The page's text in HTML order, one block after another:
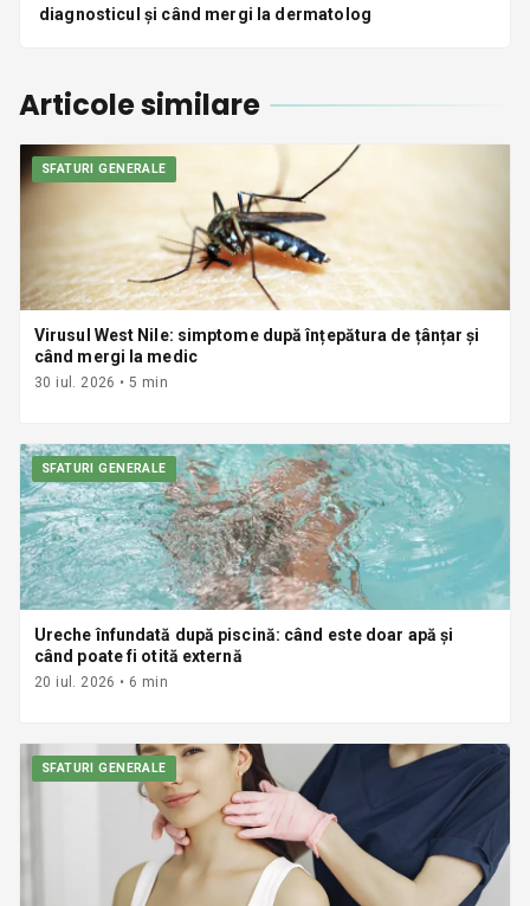
diagnosticul și când mergi la dermatolog
Articole similare
SFATURI GENERALE
Virusul West Nile: simptome după înțepătura de țânțar și
când mergi la medic
30 iul. 2026 •5 min
SFATURI GENERALE
Ureche înfundată după piscină: când este doar apă și
când poate fi otită externă
20 iul. 2026 • 6 min
SFATURI GENERALE